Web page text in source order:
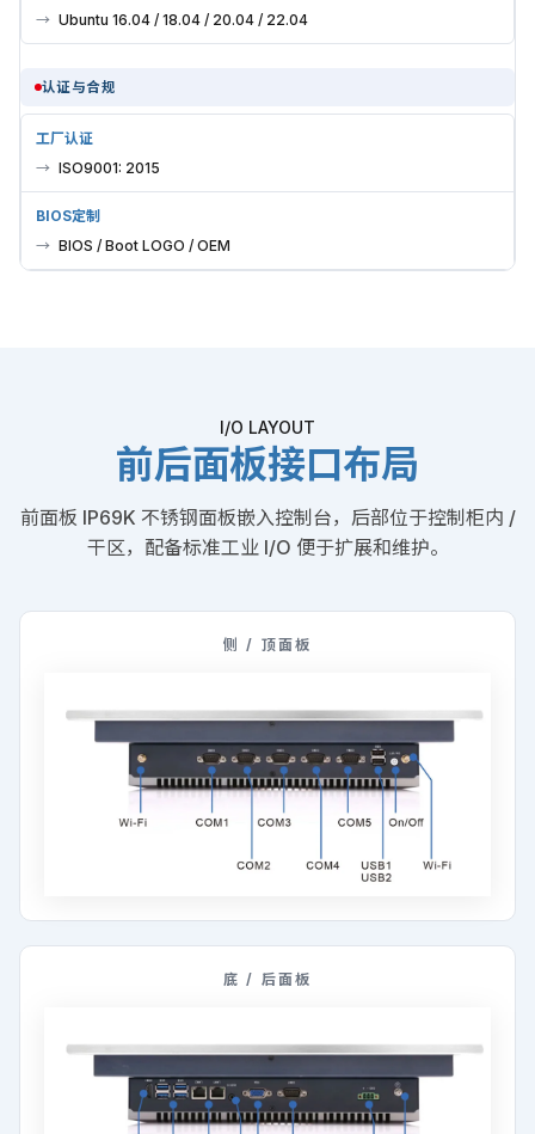
Ubuntu 16.04 / 18.04 / 20.04 / 22.04
认证与合规
工厂认证
ISO9001: 2015
BIOS定制
BIOS / Boot LOGO / OEM
I/O LAYOUT
前后面板接口布局
前面板 IP69K 不锈钢面板嵌入控制台，后部位于控制柜内 /
干区，配备标准工业 I/O 便于扩展和维护。
侧 / 顶面板
底 / 后面板